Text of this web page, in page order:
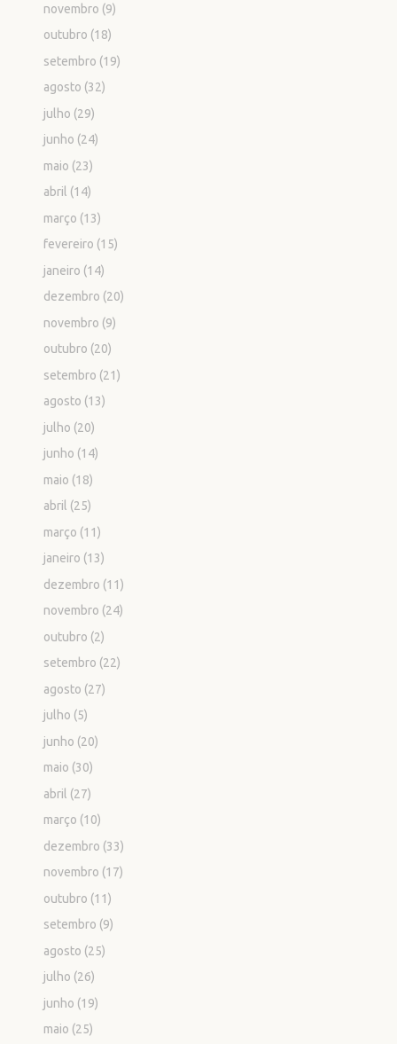
novembro (9)
outubro (18)
setembro (19)
agosto (32)
julho (29)
junho (24)
maio (23)
abril (14)
março (13)
fevereiro (15)
janeiro (14)
dezembro (20)
novembro (9)
outubro (20)
setembro (21)
agosto (13)
julho (20)
junho (14)
maio (18)
abril (25)
março (11)
janeiro (13)
dezembro (11)
novembro (24)
outubro (2)
setembro (22)
agosto (27)
julho (5)
junho (20)
maio (30)
abril (27)
março (10)
dezembro (33)
novembro (17)
outubro (11)
setembro (9)
agosto (25)
julho (26)
junho (19)
maio (25)